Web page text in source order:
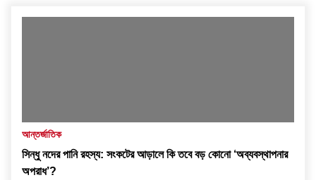
আন্তর্জাতিক
সিন্ধু নদের পানি রহস্য: সংকটের আড়ালে কি তবে বড় কোনো ‘অব্যবস্থাপনার
অপরাধ’?